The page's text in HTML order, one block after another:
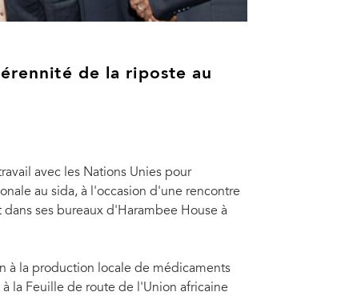
de la riposte au
avec les Nations Unies pour
au sida, à l'occasion d'une rencontre
ses bureaux d'Harambee House à
à la production locale de médicaments
la Feuille de route de l'Union africaine